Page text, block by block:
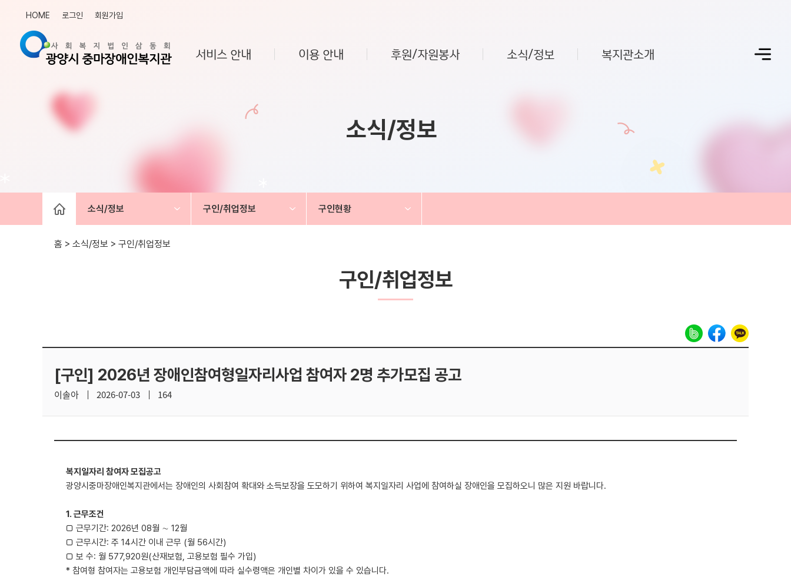
HOME 로그인 회원가입
서비스 안내 이용 안내 후원/자원봉사 소식/정보 복지관소개
소식/정보
소식/정보 구인/취업정보 구인현황
홈 > 소식/정보 > 구인/취업정보
구인/취업정보
[구인] 2026년 장애인참여형일자리사업 참여자 2명 추가모집 공고
이솔아 2026-07-03 164
복지일자리 참여자 모집공고
광양시중마장애인복지관에서는 장애인의 사회참여 확대와 소득보장을 도모하기 위하여 복지일자리 사업에 참여하실 장애인을 모집하오니 많은 지원 바랍니다.
1. 근무조건
▢ 근무기간: 2026년 08월 ∼ 12월
▢ 근무시간: 주 14시간 이내 근무 (월 56시간)
▢ 보 수: 월 577,920원(산재보험, 고용보험 필수 가입)
* 참여형 참여자는 고용보험 개인부담금액에 따라 실수령액은 개인별 차이가 있을 수 있습니다.